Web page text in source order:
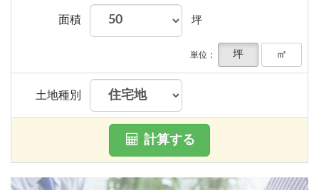
面積 坪
単位： 坪 ㎡
土地種別
計算する